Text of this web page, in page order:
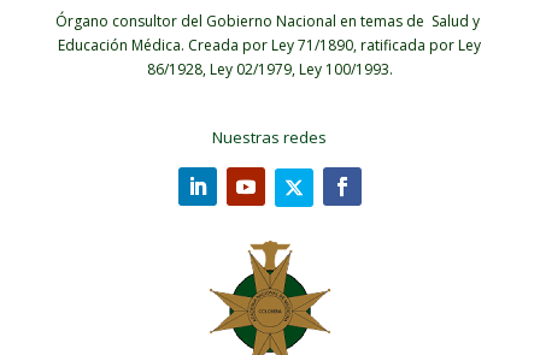
Órgano consultor del Gobierno Nacional en temas de Salud y
Educación Médica. Creada por Ley 71/1890, ratificada por Ley
86/1928, Ley 02/1979, Ley 100/1993.
Nuestras redes